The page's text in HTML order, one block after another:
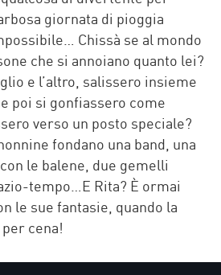
giornata di pioggia
Chissà se al mondo
che si annoiano quanto lei?
e l’altro, salissero insieme
poi si gonfiassero come
verso un posto speciale?
fondano una band, una
le balene, due gemelli
tempo…E Rita? È ormai
le sue fantasie, quando la
cena!